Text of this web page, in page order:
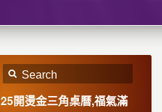
25開燙金三角桌曆,福氣滿